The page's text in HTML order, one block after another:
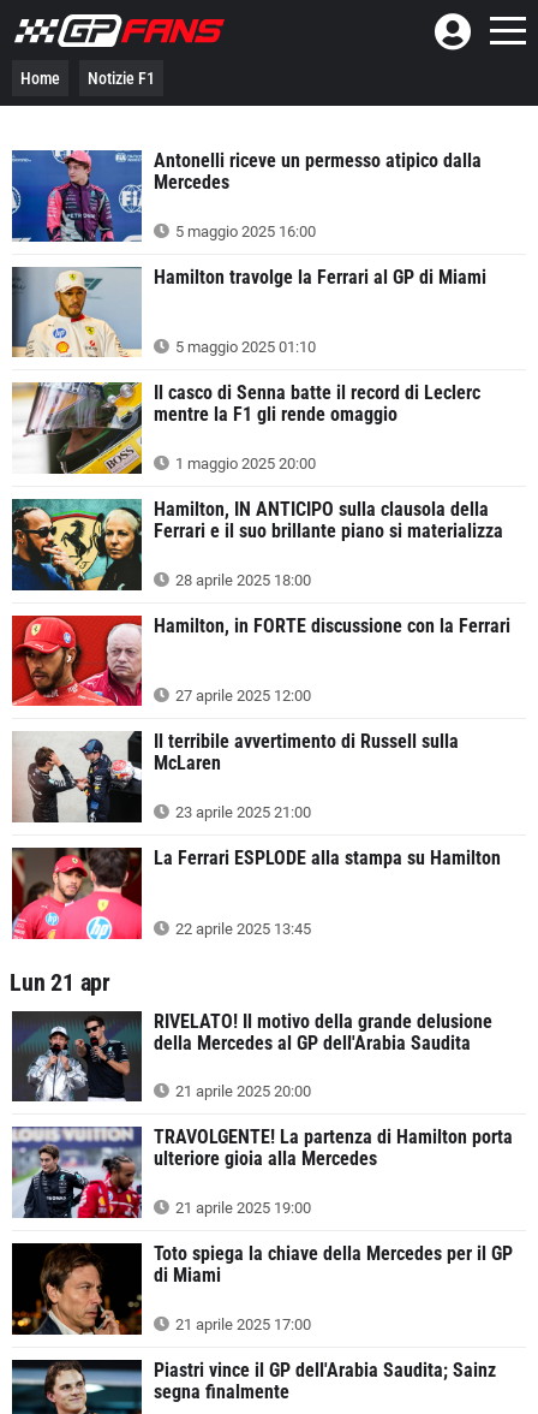
Home Notizie F1
Antonelli riceve un permesso atipico dalla
Mercedes
5 maggio 2025 16:00
Hamilton travolge la Ferrari al GP di Miami
5 maggio 2025 01:10
Il casco di Senna batte il record di Leclerc
mentre la F1 gli rende omaggio
1 maggio 2025 20:00
Hamilton, IN ANTICIPO sulla clausola della
Ferrari e il suo brillante piano si materializza
28 aprile 2025 18:00
Hamilton, in FORTE discussione con la Ferrari
27 aprile 2025 12:00
Il terribile avvertimento di Russell sulla
McLaren
23 aprile 2025 21:00
La Ferrari ESPLODE alla stampa su Hamilton
22 aprile 2025 13:45
Lun 21 apr
RIVELATO! Il motivo della grande delusione
della Mercedes al GP dell'Arabia Saudita
21 aprile 2025 20:00
TRAVOLGENTE! La partenza di Hamilton porta
ulteriore gioia alla Mercedes
21 aprile 2025 19:00
Toto spiega la chiave della Mercedes per il GP
di Miami
21 aprile 2025 17:00
Piastri vince il GP dell'Arabia Saudita; Sainz
segna finalmente